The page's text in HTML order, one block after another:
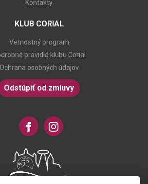
Kontakty
KLUB CORIAL
Vernostný program
pravidlá klubu Corial
Ochrana osobných údajov
Odstúpiť od zmluvy